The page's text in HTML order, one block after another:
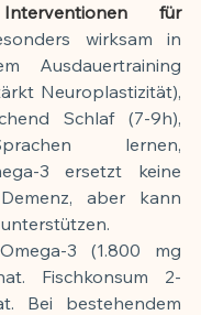
Interventionen für
wirksam in
Ausdauertraining
Neuroplastizität),
Schlaf (7-9h),
lernen,
3 ersetzt keine
aber kann
3 (1.800 mg
Fischkonsum 2-
Bei bestehendem